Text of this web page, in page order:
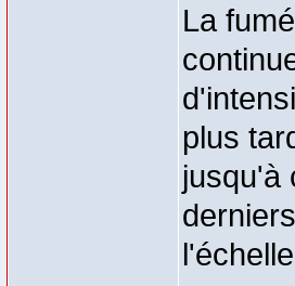
La
plus
jusqu'à